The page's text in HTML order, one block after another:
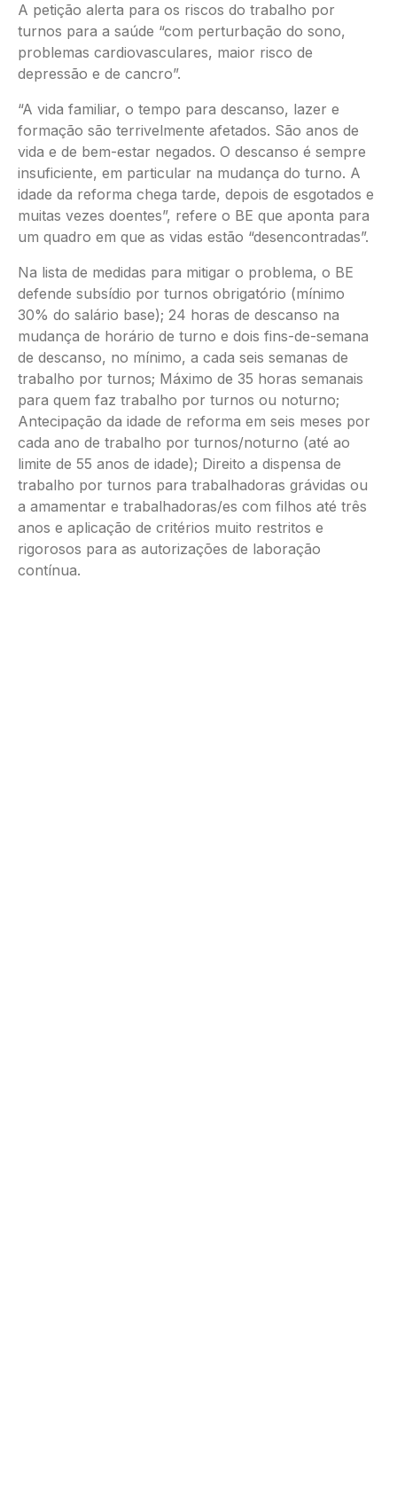
A petição alerta para os riscos do trabalho por
turnos para a saúde “com perturbação do sono,
problemas cardiovasculares, maior risco de
depressão e de cancro”.
“A vida familiar, o tempo para descanso, lazer e
formação são terrivelmente afetados. São anos de
vida e de bem-estar negados. O descanso é sempre
insuficiente, em particular na mudança do turno. A
idade da reforma chega tarde, depois de esgotados e
muitas vezes doentes”, refere o BE que aponta para
um quadro em que as vidas estão “desencontradas”.
Na lista de medidas para mitigar o problema, o BE
defende subsídio por turnos obrigatório (mínimo
30% do salário base); 24 horas de descanso na
mudança de horário de turno e dois fins-de-semana
de descanso, no mínimo, a cada seis semanas de
trabalho por turnos; Máximo de 35 horas semanais
para quem faz trabalho por turnos ou noturno;
Antecipação da idade de reforma em seis meses por
cada ano de trabalho por turnos/noturno (até ao
limite de 55 anos de idade); Direito a dispensa de
trabalho por turnos para trabalhadoras grávidas ou
a amamentar e trabalhadoras/es com filhos até três
anos e aplicação de critérios muito restritos e
rigorosos para as autorizações de laboração
contínua.